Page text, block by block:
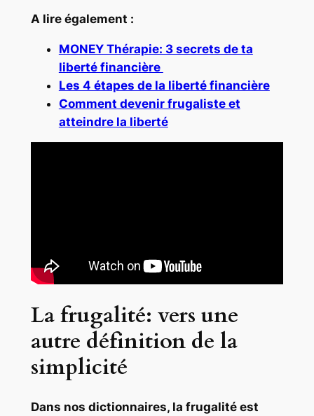
A lire également :
MONEY Thérapie: 3 secrets de ta
liberté financière
Les 4 étapes de la liberté financière
Comment devenir frugaliste et
atteindre la liberté
La frugalité: vers une
autre définition de la
simplicité
Dans nos dictionnaires, la frugalité est